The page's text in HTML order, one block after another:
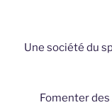
Une société du
Fomenter